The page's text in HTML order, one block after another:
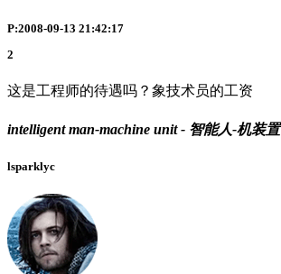
P:2008-09-13 21:42:17
2
这是工程师的待遇吗？象技术员的工资
intelligent man-machine unit - 智能人-机装置
lsparklyc